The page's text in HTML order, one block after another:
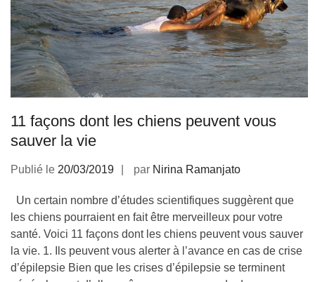
11 façons dont les chiens peuvent vous
sauver la vie
Publié le 20/03/2019 par Nirina Ramanjato
Un certain nombre d’études scientifiques suggèrent que
les chiens pourraient en fait être merveilleux pour votre
santé. Voici 11 façons dont les chiens peuvent vous sauver
la vie. 1. Ils peuvent vous alerter à l’avance en cas de crise
d’épilepsie Bien que les crises d’épilepsie se terminent